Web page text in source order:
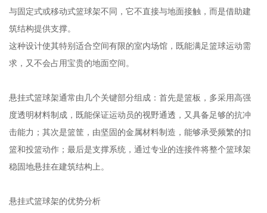
与固定式或移动式篮球架不同，它不直接与地面接触，而是借助建
筑结构提供支撑。
这种设计使其特别适合空间有限的室内场馆，既能满足篮球运动需
求，又不会占用宝贵的地面空间。
悬挂式篮球架通常由几个关键部分组成：首先是篮板，多采用高强
度透明材料制成，既能保证运动员的视野通透，又具备足够的抗冲
击能力；其次是篮筐，由坚固的金属材料制造，能够承受频繁的扣
篮和投篮动作；最后是支撑系统，通过专业的连接件将整个篮球架
稳固地悬挂在建筑结构上。
悬挂式篮球架的优势分析